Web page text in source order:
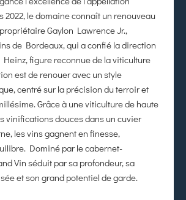
2022, le domaine connaît un renouveau
Gaylon Lawrence Jr.,
de Bordeaux, qui a confié la direction
Heinz, figure reconnue de la viticulture
est de renouer avec un style
centré sur la précision du terroir et
Grâce à une viticulture de haute
vinifications douces dans un cuvier
les vins gagnent en finesse,
Dominé par le cabernet-
Vin séduit par sa profondeur, sa
et son grand potentiel de garde.